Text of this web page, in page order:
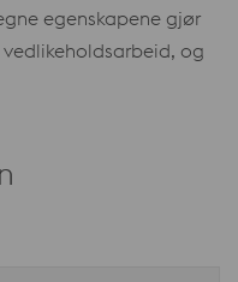
egenskapene gjør
og